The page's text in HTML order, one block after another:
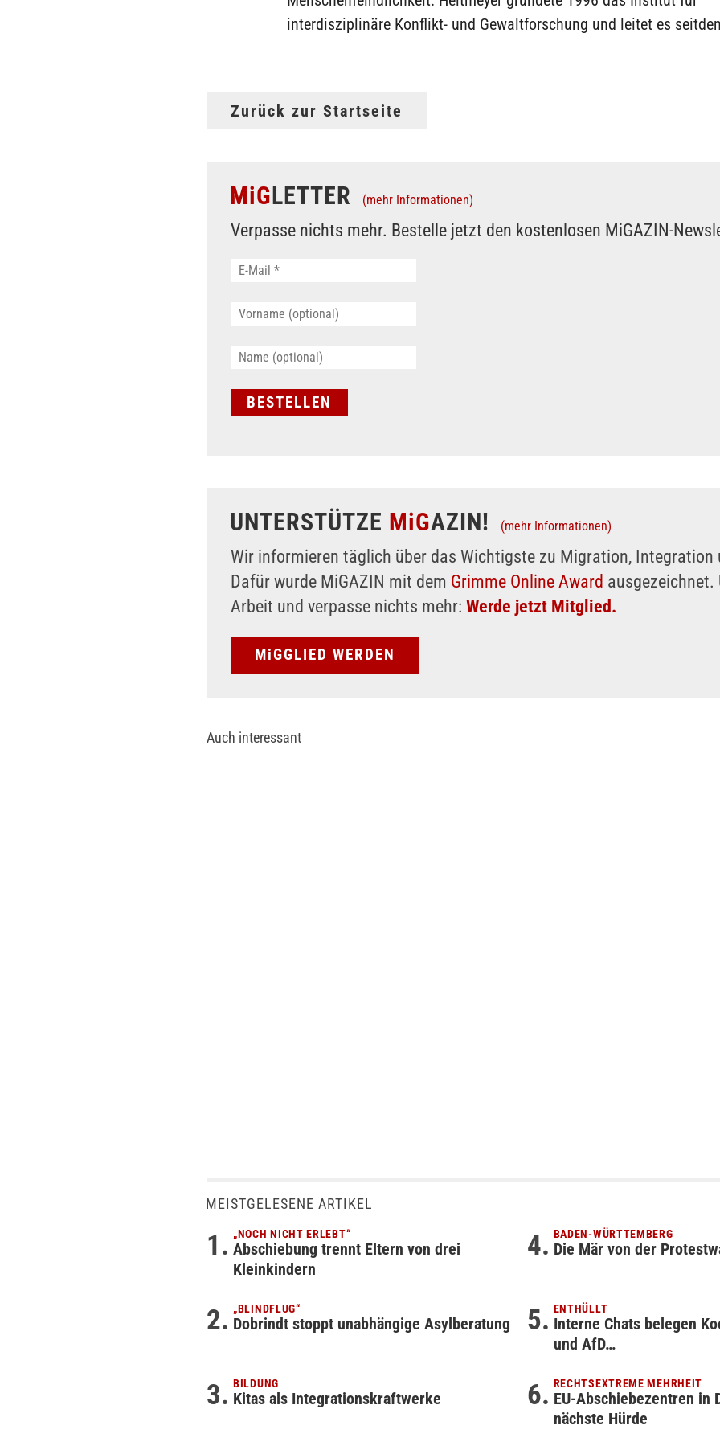
interdisziplinäre Konflikt- und Gewaltforschung und leitet es
Zurück zur Startseite
MiGLETTER (mehr Informationen)
Verpasse nichts mehr. Bestelle jetzt den kostenlosen MiGAZIN-
UNTERSTÜTZE MiGAZIN! (mehr Informationen)
Wir informieren täglich über das Wichtigste zu Migration, Integration
Dafür wurde MiGAZIN mit dem Grimme Online Award
Arbeit und verpasse nichts mehr: Werde jetzt Mitglied.
MiGGLIED WERDEN
Auch interessant
MEISTGELESENE ARTIKEL
„NOCH NICHT ERLEBT“
Abschiebung trennt Eltern von drei
Kleinkindern
BADEN-WÜRTTEMBERG
Die Mär von der
„BLINDFLUG“
Dobrindt stoppt unabhängige Asylberatung
ENTHÜLLT
Interne Chats belegen
und AfD…
BILDUNG
Kitas als Integrationskraftwerke
RECHTSEXTREME MEHRHEIT
EU-Abschiebezentren in
nächste Hürde